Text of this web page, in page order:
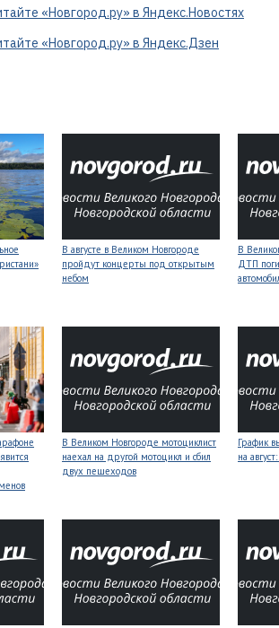
«Новгород.ру» в Яндекс.Новостях
«Новгород.ру» в Яндекс.Дзен
В августе в Великом Новгороде
пройдут концерты под открытым
небом
В
ДТП
В Великом Новгороде мотоциклист
наехал на другой мотоцикл и сбил
двух пешеходов
График
на